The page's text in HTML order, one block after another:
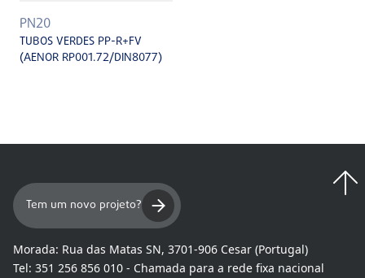
PN20
TUBOS VERDES PP-R+FV
(AENOR RP001.72/DIN8077)
Tem um novo projeto?
Morada: Rua das Matas SN, 3701-906 Cesar (Portugal)
Tel: 351 256 856 010 - Chamada para a rede fixa nacional